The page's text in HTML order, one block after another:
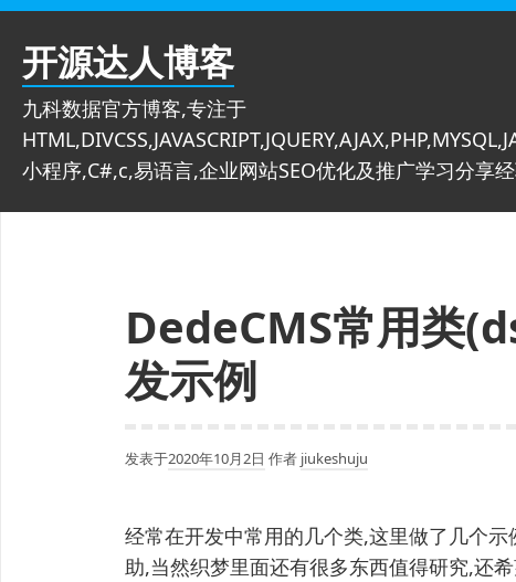
跳
开源达人博客
九科数据官方博客,专注于
小程序,C#,c,易语言,企业网站SEO优化及推广学习分享
DedeCMS常用类
发示例
发表于2020年10月2日 作者 jiukeshuju
经常在开发中常用的几个类,这里做了几个
助,当然织梦里面还有很多东西值得研究,